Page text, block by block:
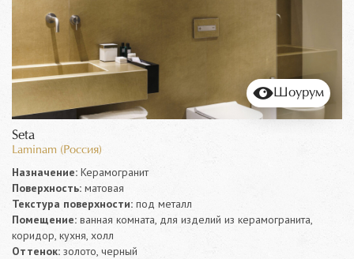
Шоурум
Seta
Laminam (Россия)
Назначение: Керамогранит
Поверхность: матовая
Текстура поверхности: под металл
Помещение: ванная комната, для изделий из керамогранита,
коридор, кухня, холл
Оттенок: золото, черный